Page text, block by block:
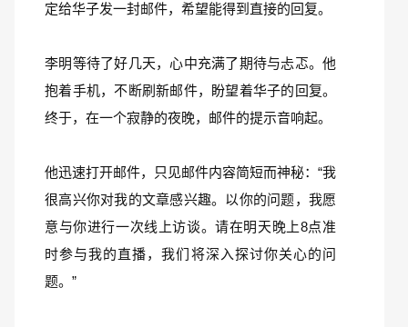
定给华子发一封邮件，希望能得到直接的回复。
李明等待了好几天，心中充满了期待与忐忑。他
抱着手机，不断刷新邮件，盼望着华子的回复。
终于，在一个寂静的夜晚，邮件的提示音响起。
他迅速打开邮件，只见邮件内容简短而神秘：“我
很高兴你对我的文章感兴趣。以你的问题，我愿
意与你进行一次线上访谈。请在明天晚上8点准
时参与我的直播，我们将深入探讨你关心的问
题。”